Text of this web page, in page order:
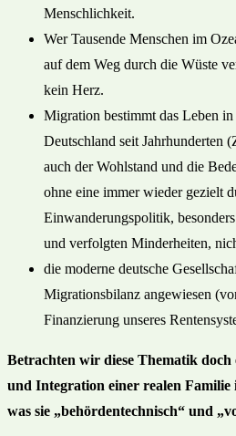
Menschlichkeit.
Wer Tausende Menschen im
auf dem Weg durch die Wüste
kein Herz.
Migration bestimmt das Leben
Deutschland seit Jahrhunderten
auch der Wohlstand und die
ohne eine immer wieder gezielt
Einwanderungspolitik,
und verfolgten Minderheiten,
die moderne deutsche
Migrationsbilanz angewiesen
Finanzierung unseres
Betrachten wir diese Thematik
und Integration einer realen Familie
was sie „behördentechnisch“ und